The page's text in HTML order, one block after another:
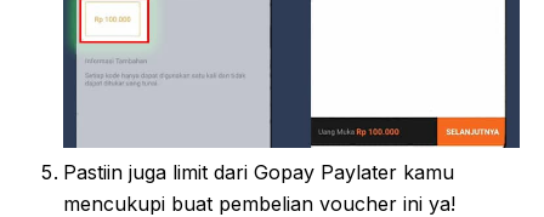
Pastiin juga limit dari Gopay Paylater kamu
mencukupi buat pembelian voucher ini ya!